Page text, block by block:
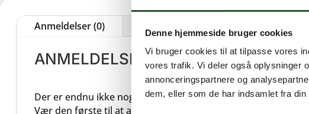
Denne hjemmeside bruger cookies
Vi bruger cookies til at tilpasse vores
vores trafik. Vi deler også oplysninger
annonceringspartnere og
dem, eller som de har indsamlet fra
Anmeldelser (0)
ANMELDELSER
Der er endnu ikke nogle anmeldelser.
Vær den første til at anmelde “Drypbakke HeatSave R290 ECO”